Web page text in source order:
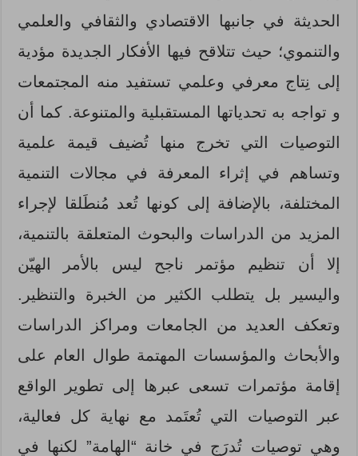
الحديثة في جانبها الاقتصادي والثقافي والعلمي
والتنموي؛ حيث تتلاقح فيها الأفكار الجديدة مؤدية
إلى نِتاج معرفي وعلمي تستفيد منه المجتمعات
و تواجه به تحدياتها المستقبلية والمتنوعة. كما أن
التوصيات التي تخرج منها تُضيف قيمة علمية
وتساهم في إثراء المعرفة في مجالات التنمية
المختلفة، بالإضافة إلى كونها تُعد مُنطَلقا لإجراء
المزيد من الدراسات والبحوث المتعلقة بالتنمية،
إلا أن تنظيم مؤتمر ناجح ليس بالأمر الهيّن
واليسير بل يتطلب الكثير من الخبرة والتنظير.
وتعكف العديد من الجامعات ومراكز الدراسات
والأبحاث والمؤسسات المهتمة طوال العام على
إقامة مؤتمرات تسعى عبرها إلى تطوير الواقع
عبر التوصيات التي تُعتَمد مع نهاية كل فعالية،
وهي توصيات تُدرَج في خانة “الهامة” لكنها في